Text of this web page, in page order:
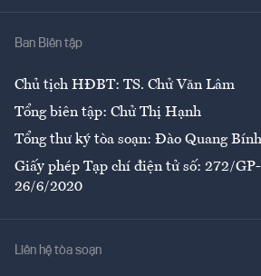
Ban Biên tập
Chủ tịch HĐBT: TS. Chử Văn Lâm
Tổng biên tập: Chử Thị Hạnh
Tổng thư ký tòa soạn: Đào Quang Bính
Giấy phép Tạp chí điện tử số: 272/
26/6/2020
Liên hệ tòa soạn